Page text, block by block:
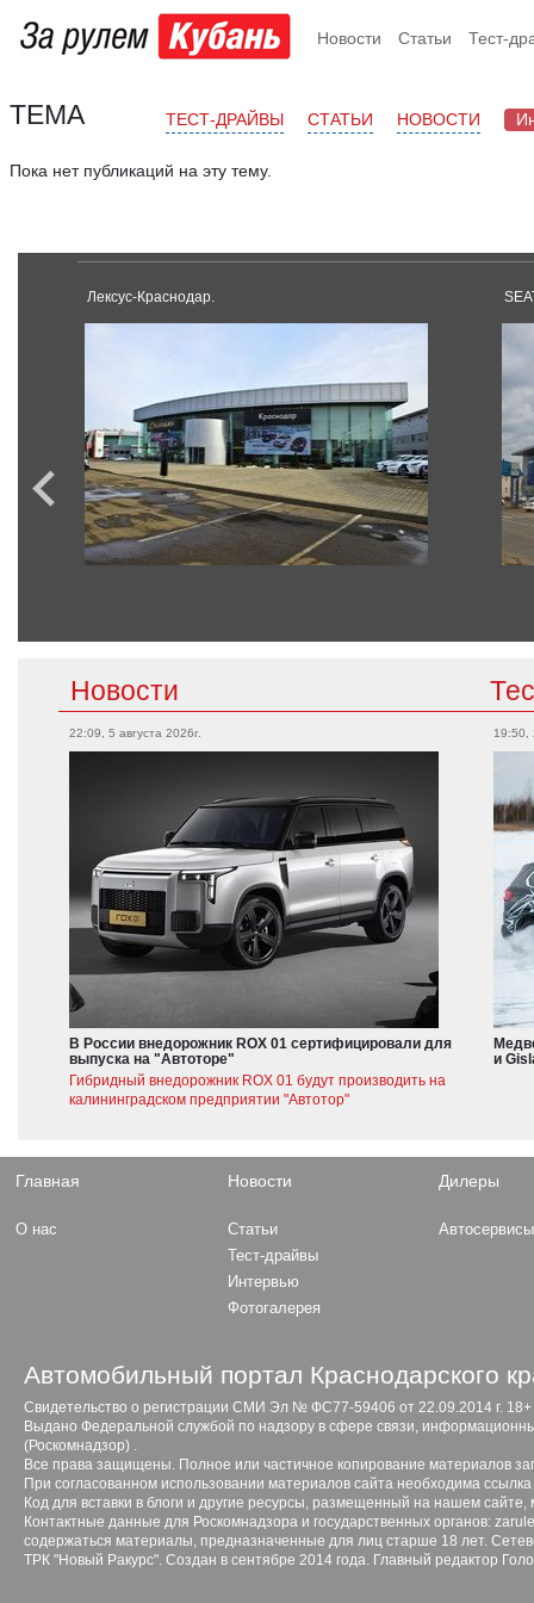
Новости Статьи Тест-
ТЕМА ТЕСТ-ДРАЙВЫ СТАТЬИ НОВОСТИ
Пока нет публикаций на эту тему.
Лексус-Краснодар.
Новости
22:09, 5 августа 2026г.
В России внедорожник ROX 01 сертифицировали для
выпуска на "Автоторе"
Гибридный внедорожник ROX 01 будут производить на
калининградском предприятии "Автотор"
19:50,
и
Главная
О нас
Новости
Статьи
Тест-драйвы
Интервью
Фотогалерея
Дилеры
Автосервисы
Автомобильный портал Краснодарского
Свидетельство о регистрации СМИ Эл № ФС77-59406 от 22.09.2014 г. 18+
Выдано Федеральной службой по надзору в сфере связи,
(Роскомнадзор) .
Все права защищены. Полное или частичное копирование материалов
При согласованном использовании материалов сайта необходима ссылка
Код для вставки в блоги и другие ресурсы, размещенный на нашем сайте,
Контактные данные для Роскомнадзора и государственных органов:
содержаться материалы, предназначенные для лиц старше 18 лет.
ТРК "Новый Ракурс". Создан в сентябре 2014 года. Главный редактор